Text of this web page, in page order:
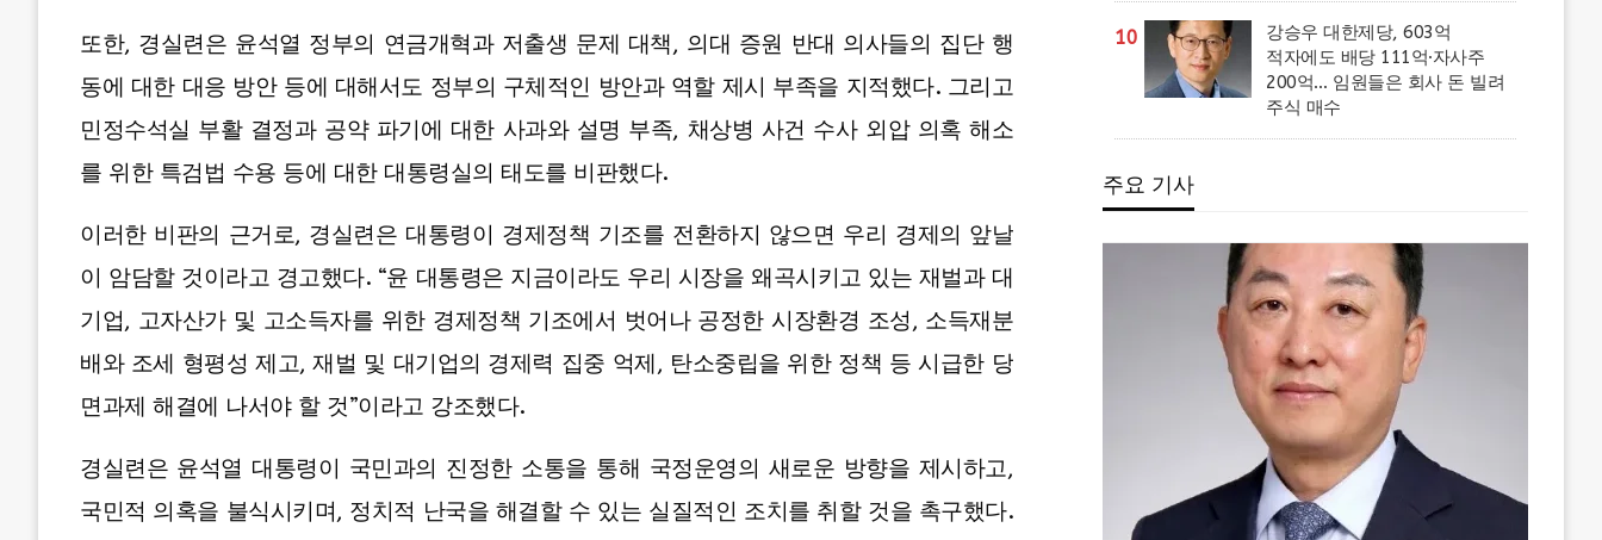
또한, 경실련은 윤석열 정부의 연금개혁과 저출생 문제 대책, 의대 증원 반대 의사들의 집단 행
동에 대한 대응 방안 등에 대해서도 정부의 구체적인 방안과 역할 제시 부족을 지적했다. 그리고
민정수석실 부활 결정과 공약 파기에 대한 사과와 설명 부족, 채상병 사건 수사 외압 의혹 해소
를 위한 특검법 수용 등에 대한 대통령실의 태도를 비판했다.
이러한 비판의 근거로, 경실련은 대통령이 경제정책 기조를 전환하지 않으면 우리 경제의 앞날
이 암담할 것이라고 경고했다. “윤 대통령은 지금이라도 우리 시장을 왜곡시키고 있는 재벌과 대
기업, 고자산가 및 고소득자를 위한 경제정책 기조에서 벗어나 공정한 시장환경 조성, 소득재분
배와 조세 형평성 제고, 재벌 및 대기업의 경제력 집중 억제, 탄소중립을 위한 정책 등 시급한 당
면과제 해결에 나서야 할 것”이라고 강조했다.
경실련은 윤석열 대통령이 국민과의 진정한 소통을 통해 국정운영의 새로운 방향을 제시하고,
국민적 의혹을 불식시키며, 정치적 난국을 해결할 수 있는 실질적인 조치를 취할 것을 촉구했다.
10
강승우 대한제당, 603억
적자에도 배당 111억·자사주
200억… 임원들은 회사 돈 빌려
주식 매수
주요 기사